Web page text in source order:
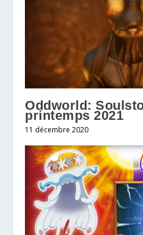
Oddworld:
printemps 2021
11 décembre 2020